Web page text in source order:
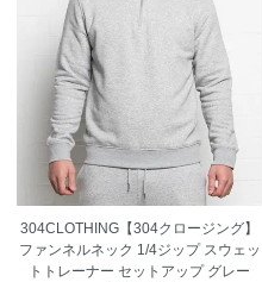
304CLOTHING【304クロージング】
ファンネルネック 1/4ジップ スウェッ
トトレーナー セットアップ グレー